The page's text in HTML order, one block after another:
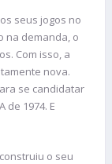
seus jogos no
na demanda, o
Com isso, a
nova.
se candidatar
de 1974. E
o seu